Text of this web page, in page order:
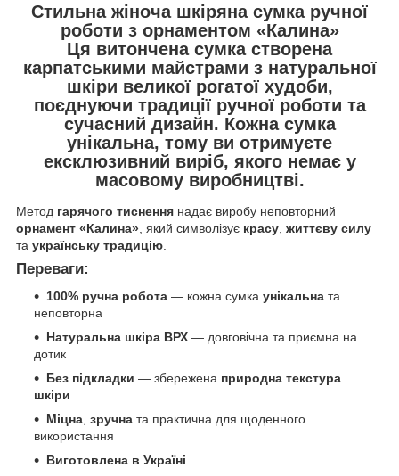
Стильна жіноча шкіряна сумка ручної
роботи з орнаментом «Калина»
Ця витончена сумка створена
карпатськими майстрами з натуральної
шкіри великої рогатої худоби,
поєднуючи традиції ручної роботи та
сучасний дизайн. Кожна сумка
унікальна, тому ви отримуєте
ексклюзивний виріб, якого немає у
масовому виробництві.
Метод гарячого тиснення надає виробу неповторний
орнамент «Калина», який символізує красу, життєву силу
та українську традицію.
Переваги:
100% ручна робота — кожна сумка унікальна та
неповторна
Натуральна шкіра ВРХ — довговічна та приємна на
дотик
Без підкладки — збережена природна текстура
шкіри
Міцна, зручна та практична для щоденного
використання
Виготовлена в Україні